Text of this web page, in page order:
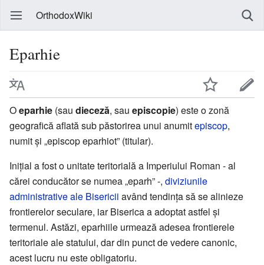
OrthodoxWiki
Eparhie
Oeparhie (sau dieceză, sau episcopie) este o zonă
geografică aflată sub păstorirea unui anumitepiscop,
numit și „episcop eparhiot” (titular).
Inițial a fost o unitate teritorială a Imperiului Roman - al
cărei conducător se numea „eparh” -, diviziunile
administrative ale Bisericii având tendința să se alinieze
frontierelor seculare, iar Biserica a adoptat astfel și
termenul. Astăzi, eparhiile urmează adesea frontierele
teritoriale ale statului, dar din punct de vedere canonic,
acest lucru nu este obligatoriu.